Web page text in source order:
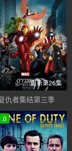
更新第26集
仇者集结第三季